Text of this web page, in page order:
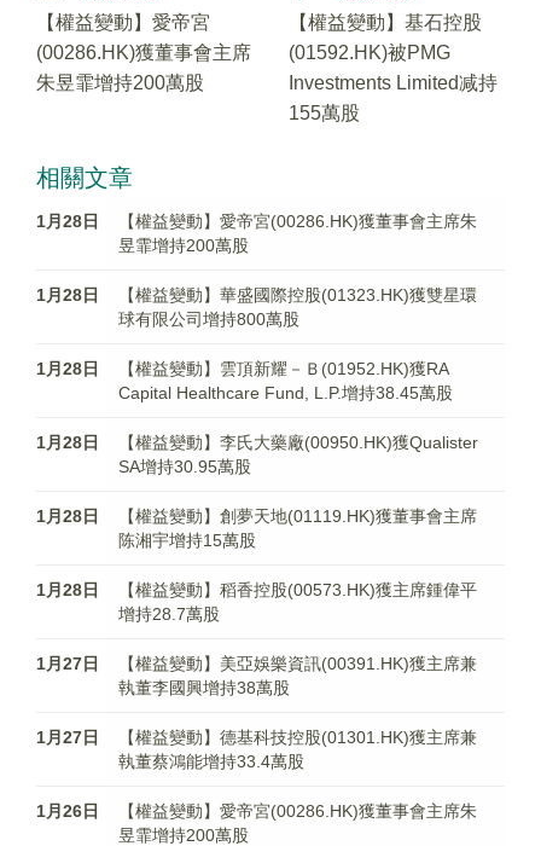
【權益變動】愛帝宮
(00286.HK)獲董事會主席
朱昱霏增持200萬股
【權益變動】基石控股
(01592.HK)被PMG
Investments Limited减持
155萬股
相關文章
1月28日
【權益變動】愛帝宮(00286.HK)獲董事會主席朱
昱霏增持200萬股
1月28日
【權益變動】華盛國際控股(01323.HK)獲雙星環
球有限公司增持800萬股
1月28日
【權益變動】雲頂新耀－Ｂ(01952.HK)獲RA
Capital Healthcare Fund, L.P.增持38.45萬股
1月28日
【權益變動】李氏大藥廠(00950.HK)獲Qualister
SA增持30.95萬股
1月28日
【權益變動】創夢天地(01119.HK)獲董事會主席
陈湘宇增持15萬股
1月28日
【權益變動】稻香控股(00573.HK)獲主席鍾偉平
增持28.7萬股
1月27日
【權益變動】美亞娛樂資訊(00391.HK)獲主席兼
執董李國興增持38萬股
1月27日
【權益變動】德基科技控股(01301.HK)獲主席兼
執董蔡鴻能增持33.4萬股
1月26日
【權益變動】愛帝宮(00286.HK)獲董事會主席朱
昱霏增持200萬股